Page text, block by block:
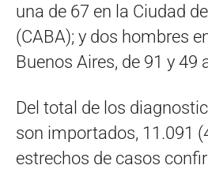
una de 67 en la Ciudad
(CABA); y dos hombres
Buenos Aires, de 91 y 49
Del total de los
son importados, 11.091
estrechos de casos